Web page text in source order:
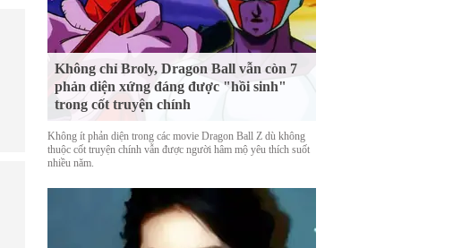
Không chỉ Broly, Dragon Ball vẫn còn 7
phản diện xứng đáng được "hồi sinh"
trong cốt truyện chính
Không ít phản diện trong các movie Dragon Ball Z dù không
thuộc cốt truyện chính vẫn được người hâm mộ yêu thích suốt
nhiều năm.